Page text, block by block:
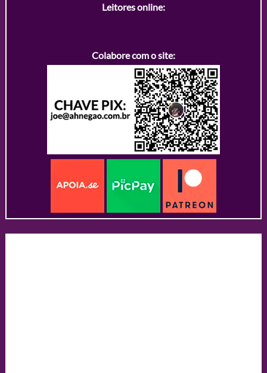
Leitores online:
Colabore com o site: